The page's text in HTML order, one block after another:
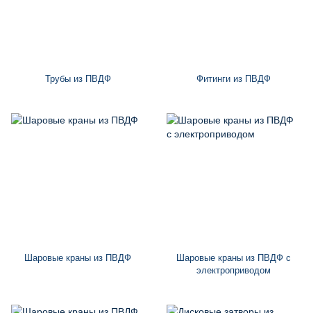
Трубы из ПВДФ Фитинги из ПВДФ
Шаровые краны из ПВДФ
Шаровые краны из ПВДФ с
электроприводом